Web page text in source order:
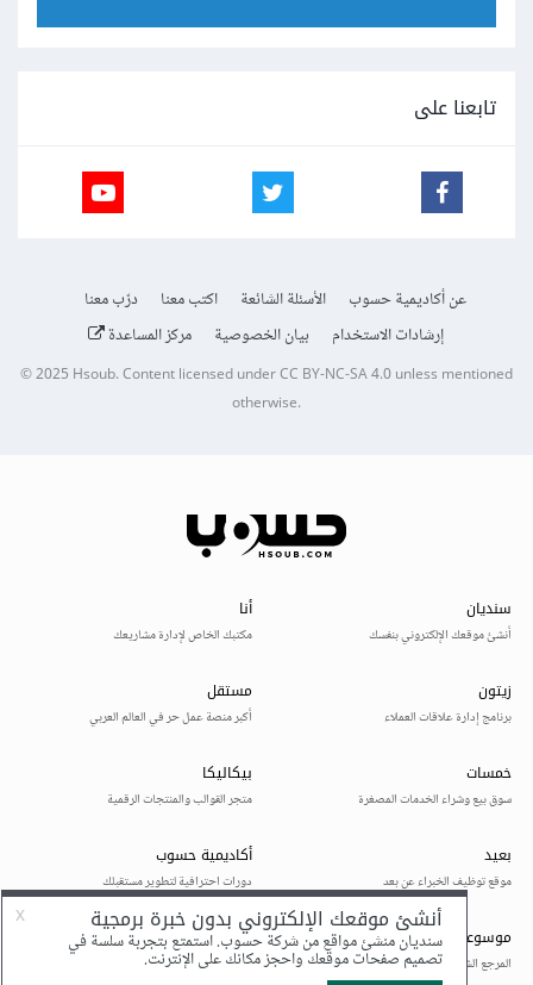
تابعنا على
عن أكاديمية حسوب الأسئلة الشائعة اكتب معنا
درّب معنا
إرشادات الاستخدام
بيان الخصوصية مركز المساعدة
© 2025Hsoub.Content licensed underCC BY-NC-SA 4.0unless mentioned
otherwise.